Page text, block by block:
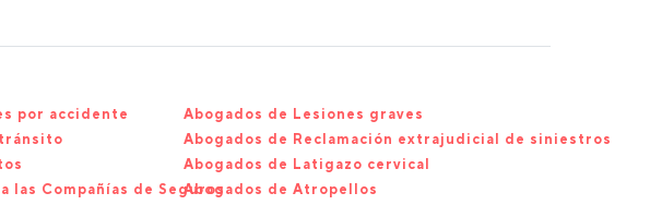
por accidente
las Compañías de Seguros
Abogados de Lesiones graves
Abogados de Reclamación extrajudicial de siniestros
Abogados de Latigazo cervical
Abogados de Atropellos